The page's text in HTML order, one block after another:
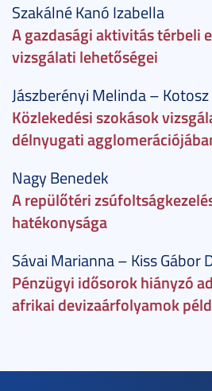
Szakálné Kanó Izabella
A gazdasági aktivitás térbeli
vizsgálati lehetőségei
Jászberényi Melinda –
Közlekedési szokások
délnyugati
Nagy Benedek
A repülőtéri
hatékonysága
Sávai Marianna – Kiss Gábor
Pénzügyi idősorok hiányzó
afrikai devizaárfolyamok